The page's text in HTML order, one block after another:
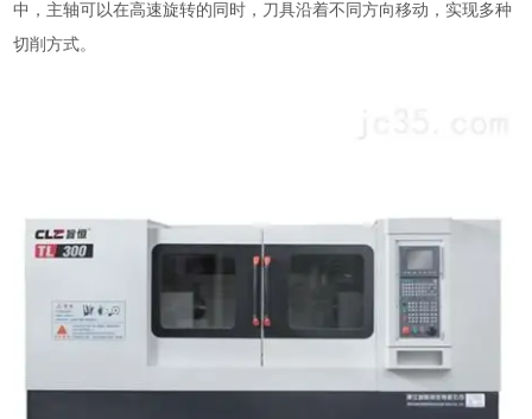
中，主轴可以在高速旋转的同时，刀具沿着不同方向移动，实现多种
切削方式。